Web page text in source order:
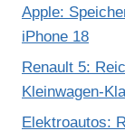
Apple:
iPhone 18
Renault 5:
Kleinwagen-
Elektroautos: